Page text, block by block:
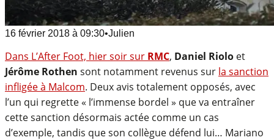
16 février 2018 à 09:30•Julien
Dans L’After Foot, hier soir sur RMC, Daniel Riolo et
Jérôme Rothen sont notamment revenus sur la sanction
infligée à Malcom. Deux avis totalement opposés, avec
l’un qui regrette « l’immense bordel » que va entraîner
cette sanction désormais actée comme un cas
d’exemple, tandis que son collègue défend lui… Mariano